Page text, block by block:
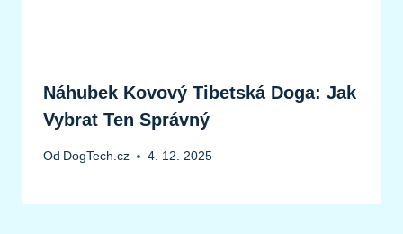
Náhubek Kovový Tibetská Doga: Jak
Vybrat Ten Správný
Od DogTech.cz 4. 12. 2025